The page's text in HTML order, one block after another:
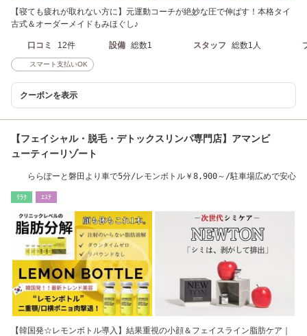
【寝ても疲れが取れない方に】元運動コーチが絶妙な圧で伸ばす！本格タイ
古式＆オーダーメイドもみほぐし♪
口コミ 12件 設備 総数1 スタッフ 総数1人
スマート支払いOK
クーポンを表示
【フェイシャル・脱毛・デトックスリンパ専門店】アマンビ
ューティーリゾート
ららぽーと磐田より車で5分/レモンボトル￥8,900～/駐車場広めで安心
ﾘﾗｸ ｴｽﾃ
【韓国発☆レモンボトル導入】結果重視の小顔＆フェイスライン脂肪ケア｜